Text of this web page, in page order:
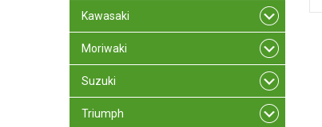
Kawasaki
Moriwaki
Suzuki
Triumph